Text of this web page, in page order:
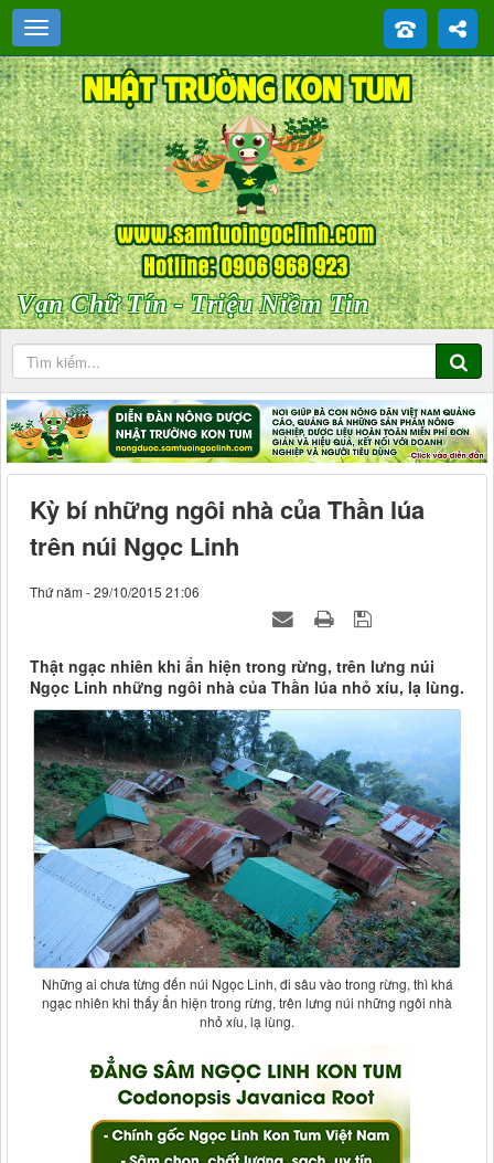
Vạn Chữ Tín - Triệu Niềm Tin
Kỳ bí những ngôi nhà của Thần lúa
trên núi Ngọc Linh
Thứ năm - 29/10/2015 21:06
Thật ngạc nhiên khi ẩn hiện trong rừng, trên lưng núi
Ngọc Linh những ngôi nhà của Thần lúa nhỏ xíu, lạ lùng.
Những ai chưa từng đến núi Ngọc Linh, đi sâu vào trong rừng, thì khá
ngạc nhiên khi thấy ẩn hiện trong rừng, trên lưng núi những ngôi nhà
nhỏ xíu, lạ lùng.